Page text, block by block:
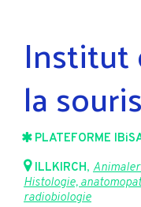
Institut
la
PLATEFORME
ILLKIRCH,
Histologie,
radiobiologie